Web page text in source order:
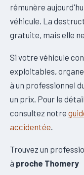
rémunère
véhicule. La
gratuite, mais elle
Si votre véhicule
exploitables,
à un professionnel
un prix. Pour le
consultez notre
accidentée.
Trouvez un
à proche Thomery